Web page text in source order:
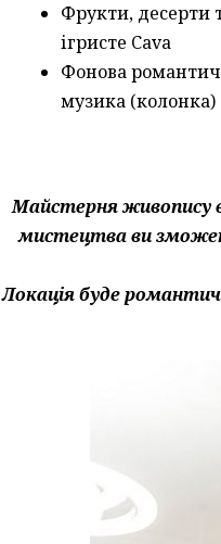
Фрукти, десерти
ігристе Cava
Фонова
музика (колонка)
Майстерня живопису
мистецтва ви
Локація буде